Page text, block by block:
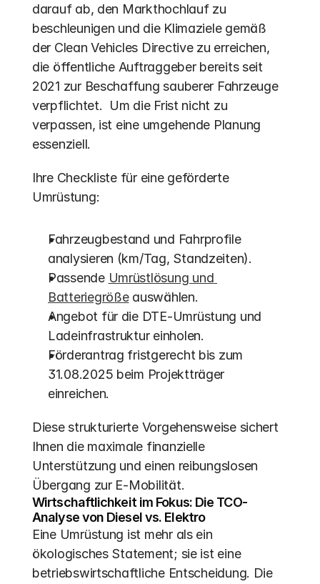
darauf ab, den Markthochlauf zu
beschleunigen und die Klimaziele gemäß
der Clean Vehicles Directive zu erreichen,
die öffentliche Auftraggeber bereits seit
2021 zur Beschaffung sauberer Fahrzeuge
verpflichtet.  Um die Frist nicht zu
verpassen, ist eine umgehende Planung
essenziell.
Ihre Checkliste für eine geförderte
Umrüstung:
Fahrzeugbestand und Fahrprofile
analysieren (km/Tag, Standzeiten).
Passende Umrüstlösung und
Batteriegröße auswählen.
Angebot für die DTE-Umrüstung und
Ladeinfrastruktur einholen.
Förderantrag fristgerecht bis zum
31.08.2025 beim Projektträger
einreichen.
Diese strukturierte Vorgehensweise sichert
Ihnen die maximale finanzielle
Unterstützung und einen reibungslosen
Übergang zur E-Mobilität.
Wirtschaftlichkeit im Fokus: Die TCO-
Analyse von Diesel vs. Elektro
Eine Umrüstung ist mehr als ein
ökologisches Statement; sie ist eine
betriebswirtschaftliche Entscheidung. Die